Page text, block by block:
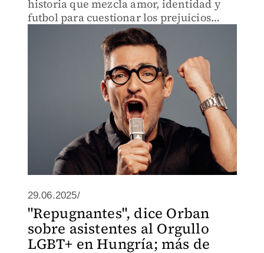
historia que mezcla amor, identidad y
futbol para cuestionar los prejuicios
alrededor de la masculinidad dentro de
uno de los ambientes más machistas del
29.06.2025/
"Repugnantes", dice Orban
sobre asistentes al Orgullo
LGBT+ en Hungría; más de